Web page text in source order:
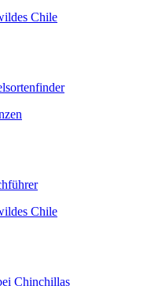
Chile
Chile
Chinchillas